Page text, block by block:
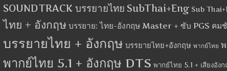
SOUNDTRACK บรรยายไทย SubThai+Eng Sub
ไทย + อังกฤษ บรรยาย: ไทย-อังกฤษ Master + ซับ PGS คม
บรรยายไทย + อังกฤษ บรรยายไทย+อังกฤษ พากย์ไทย
พากย์ไทย 5.1 + อังกฤษ DTS พากย์ไทย 5.1 + เสียงอัง